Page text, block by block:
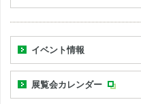
イベント情報
展覧会カレンダー